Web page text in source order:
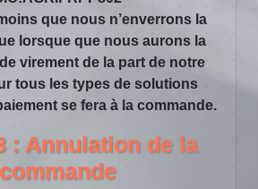
que nous n’enverrons la
lorsque que nous aurons la
virement de la part de notre
tous les types de solutions
se fera à la commande.
: Annulation de la
commande